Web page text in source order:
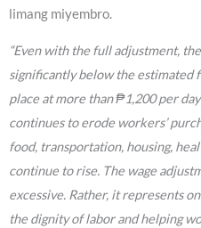
limang miyembro.
“Even with the full adjustment,
significantly below the estimated
place at more than ₱1,200 per
continues to erode workers’
food, transportation, housing,
continue to rise. The wage
excessive. Rather, it represents
the dignity of labor and helping